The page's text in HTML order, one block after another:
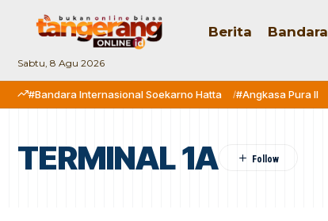
Sabtu, 8 Agu 2026
Berita Bandara
#Bandara Internasional Soekarno Hatta #Angkasa Pura II
TERMINAL 1A